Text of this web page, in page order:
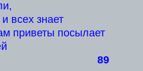
всех знает
приветы посылает
89